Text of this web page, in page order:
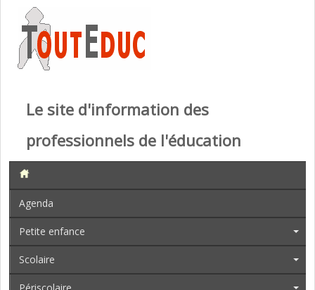
Le site d'information des
professionnels de l'éducation
Agenda
Petite enfance
Scolaire